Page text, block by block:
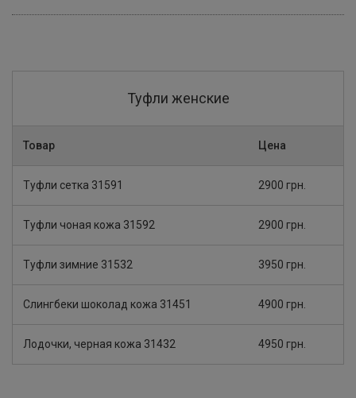
Туфли женские
Товар Цена
Туфли сетка 31591 2900 грн.
Туфли чоная кожа 31592 2900 грн.
Туфли зимние 31532 3950 грн.
Слингбеки шоколад кожа 31451 4900 грн.
Лодочки, черная кожа 31432 4950 грн.